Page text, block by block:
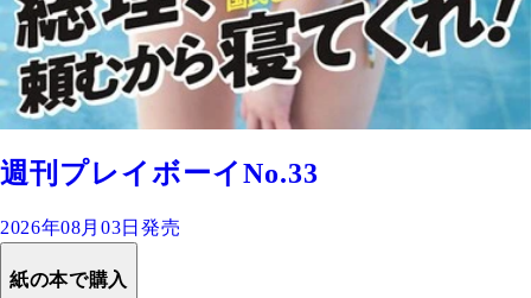
週刊プレイボーイNo.33
2026年08月03日発売
紙の本で購入